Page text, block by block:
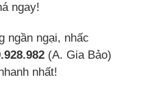
ngay!
ngần ngại, nhấc
(A. Gia Bảo)
nhất!